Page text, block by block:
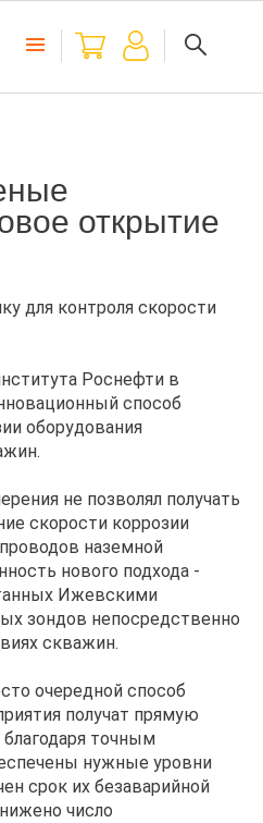
открытие
для контроля скорости
Роснефти в
способ
оборудования
не позволял получать
скорости коррозии
наземной
нового подхода -
Ижевскими
зондов непосредственно
скважин.
очередной способ
получат прямую
точным
нужные уровни
срок их безаварийной
число